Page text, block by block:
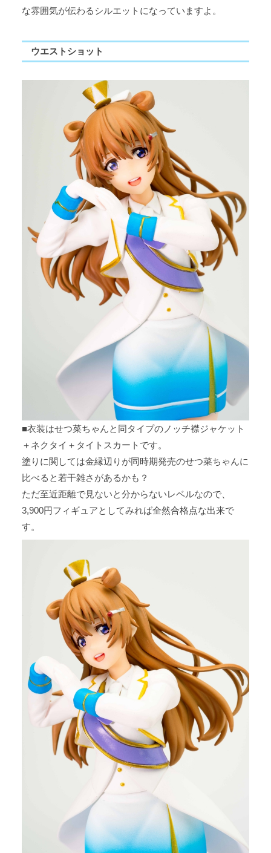
な雰囲気が伝わるシルエットになっていますよ。
ウエストショット
■衣装はせつ菜ちゃんと同タイプのノッチ襟ジャケット
＋ネクタイ＋タイトスカートです。
塗りに関しては金縁辺りが同時期発売のせつ菜ちゃんに
比べると若干雑さがあるかも？
ただ至近距離で見ないと分からないレベルなので、
3,900円フィギュアとしてみれば全然合格点な出来で
す。